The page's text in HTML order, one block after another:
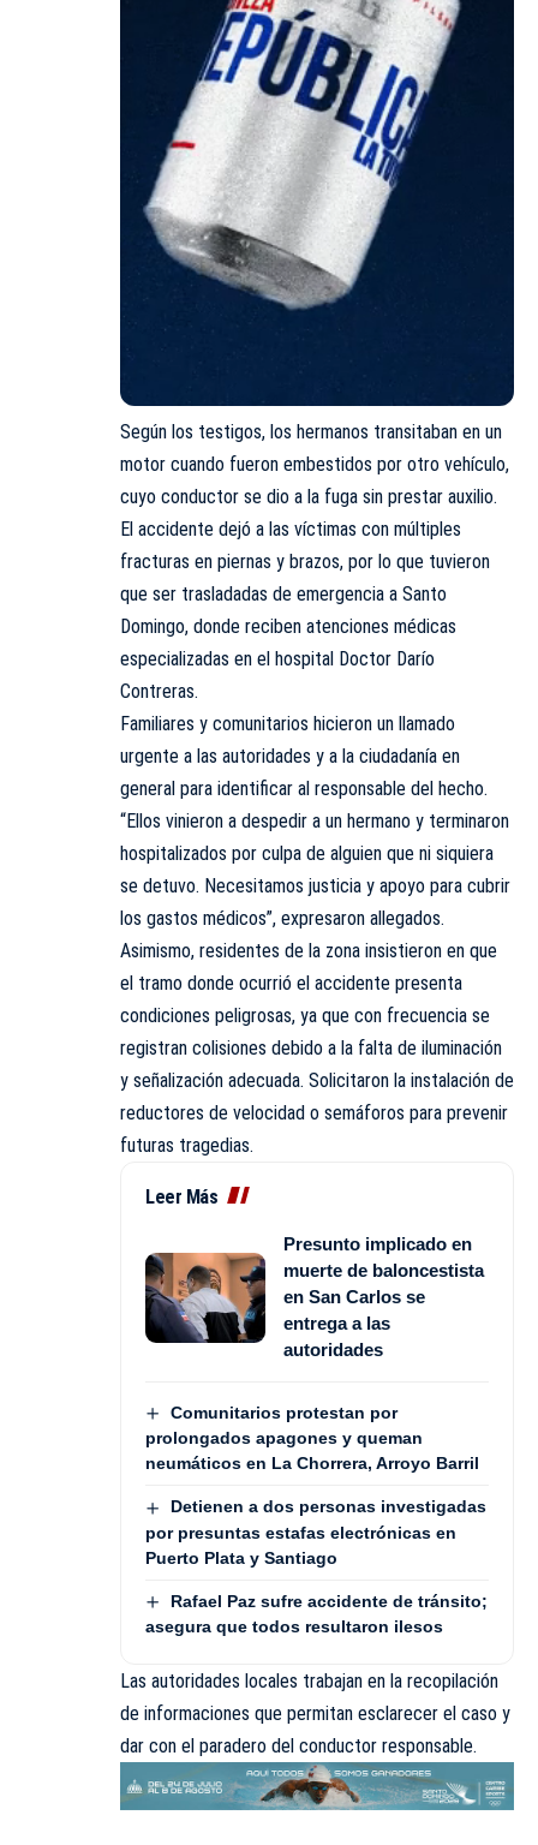
Según los testigos, los hermanos transitaban en un
motor cuando fueron embestidos por otro vehículo,
cuyo conductor se dio a la fuga sin prestar auxilio.
El accidente dejó a las víctimas con múltiples
fracturas en piernas y brazos, por lo que tuvieron
que ser trasladadas de emergencia a Santo
Domingo, donde reciben atenciones médicas
especializadas en el hospital Doctor Darío
Contreras.
Familiares y comunitarios hicieron un llamado
urgente a las autoridades y a la ciudadanía en
general para identificar al responsable del hecho.
“Ellos vinieron a despedir a un hermano y terminaron
hospitalizados por culpa de alguien que ni siquiera
se detuvo. Necesitamos justicia y apoyo para cubrir
los gastos médicos”, expresaron allegados.
Asimismo, residentes de la zona insistieron en que
el tramo donde ocurrió el accidente presenta
condiciones peligrosas, ya que con frecuencia se
registran colisiones debido a la falta de iluminación
y señalización adecuada. Solicitaron la instalación de
reductores de velocidad o semáforos para prevenir
futuras tragedias.
Leer Más
Presunto implicado en
muerte de baloncestista
en San Carlos se
entrega a las
autoridades
Comunitarios protestan por
prolongados apagones y queman
neumáticos en La Chorrera, Arroyo Barril
Detienen a dos personas investigadas
por presuntas estafas electrónicas en
Puerto Plata y Santiago
Rafael Paz sufre accidente de tránsito;
asegura que todos resultaron ilesos
Las autoridades locales trabajan en la recopilación
de informaciones que permitan esclarecer el caso y
dar con el paradero del conductor responsable.